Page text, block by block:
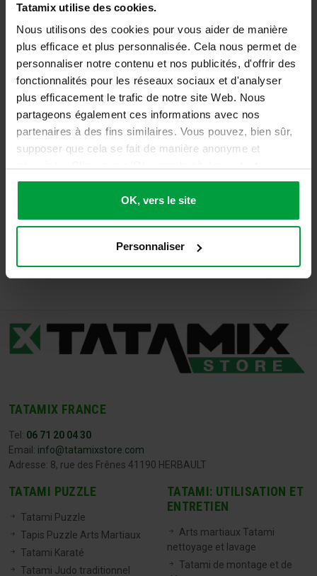
Tatamix utilise des cookies.
Nous utilisons des cookies pour vous aider de manière
plus efficace et plus personnalisée. Cela nous permet de
personnaliser notre contenu et nos publicités, d'offrir des
fonctionnalités pour les réseaux sociaux et d'analyser
plus efficacement le trafic de notre site Web. Nous
partageons également ces informations avec nos
partenaires à des fins similaires. Vous pouvez, bien sûr,
supposer que cela se fait de manière anonyme et
accepter ou ajustez manuellement vos préférences.
OK, vers le site
Personnaliser
Tatami Effet Bois
4cm - HB40W
42,00€
Détails
Tatami Effet Bois
Epaisseur 2cm -
W20P
30,50€
Détails
TATAMIX FRANCE
Tel: 06 71 20 04 30
Email: info@tatamixstore.com
Adresse: 8, rue des Frênes 41190 HERBAULT
TATAMI PUZZLE
Tatami Puzzle
Tapis Puzzle Arts Martiaux
Tatami Karaté
Tatami Judo traditionnel
TATAMI: UTILISATION ET
ENTRETIEN
Arts martiaux Tatami
nettoyage et lavage
Tatami de montage et de